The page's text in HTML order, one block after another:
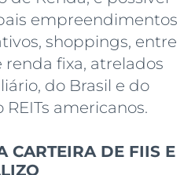
empreendimentos
shoppings, entre
fixa, atrelados
do Brasil e do
americanos.
CARTEIRA DE FIIS E